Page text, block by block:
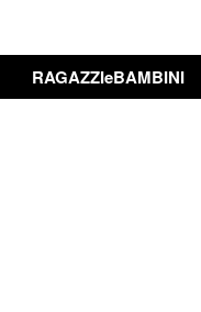
RAGAZZIeBAMBINI